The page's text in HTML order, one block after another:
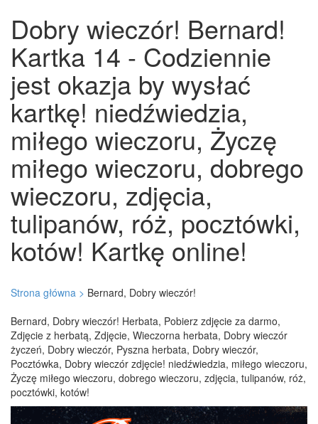
Dobry wieczór! Bernard!
Kartka 14 - Codziennie
jest okazja by wysłać
kartkę! niedźwiedzia,
miłego wieczoru, Życzę
miłego wieczoru, dobrego
wieczoru, zdjęcia,
tulipanów, róż, pocztówki,
kotów! Kartkę online!
Strona główna > Bernard, Dobry wieczór!
Bernard, Dobry wieczór! Herbata, Pobierz zdjęcie za darmo,
Zdjęcie z herbatą, Zdjęcie, Wieczorna herbata, Dobry wieczór
życzeń, Dobry wieczór, Pyszna herbata, Dobry wieczór,
Pocztówka, Dobry wieczór zdjęcie! niedźwiedzia, miłego wieczoru,
Życzę miłego wieczoru, dobrego wieczoru, zdjęcia, tulipanów, róż,
pocztówki, kotów!